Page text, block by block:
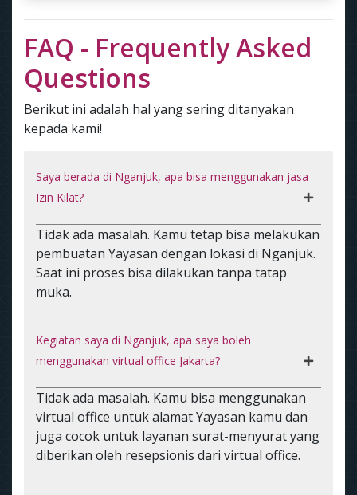
FAQ - Frequently Asked
Questions
Berikut ini adalah hal yang sering ditanyakan
kepada kami!
Saya berada di Nganjuk, apa bisa menggunakan jasa
Izin Kilat?
Tidak ada masalah. Kamu tetap bisa melakukan
pembuatan Yayasan dengan lokasi di Nganjuk.
Saat ini proses bisa dilakukan tanpa tatap
muka.
Kegiatan saya di Nganjuk, apa saya boleh
menggunakan virtual office Jakarta?
Tidak ada masalah. Kamu bisa menggunakan
virtual office untuk alamat Yayasan kamu dan
juga cocok untuk layanan surat-menyurat yang
diberikan oleh resepsionis dari virtual office.